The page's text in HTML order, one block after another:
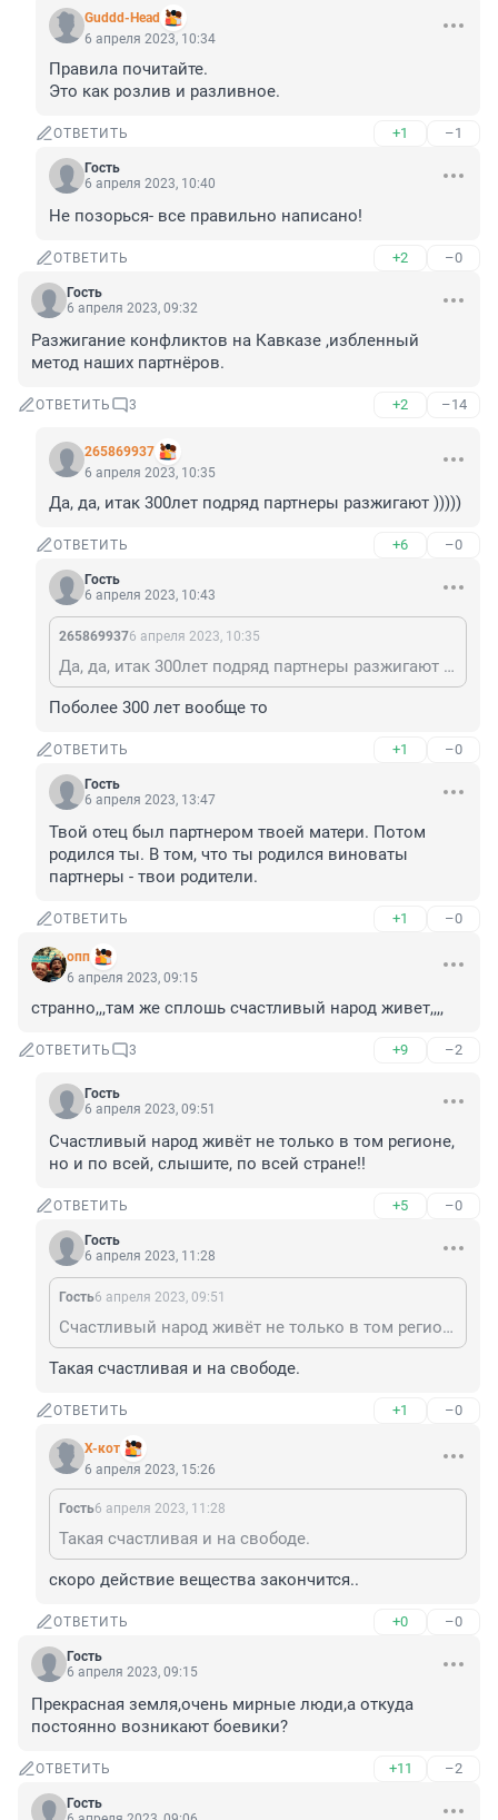
Guddd-Head
6 апреля 2023, 10:34
Правила почитайте.
Это как розлив и разливное.
ОТВЕТИТЬ +1 –1
Гость
6 апреля 2023, 10:40
Не позорься- все правильно написано!
ОТВЕТИТЬ +2 –0
Гость
6 апреля 2023, 09:32
Разжигание конфликтов на Кавказе ,избленный
метод наших партнёров.
ОТВЕТИТЬ 3 +2 –14
265869937
6 апреля 2023, 10:35
Да, да, итак 300лет подряд партнеры разжигают )))))
ОТВЕТИТЬ +6 –0
Гость
6 апреля 2023, 10:43
2658699376 апреля 2023, 10:35
Да, да, итак 300лет подряд партнеры разжигают )))))
Поболее 300 лет вообще то
ОТВЕТИТЬ +1 –0
Гость
6 апреля 2023, 13:47
Твой отец был партнером твоей матери. Потом
родился ты. В том, что ты родился виноваты
партнеры - твои родители.
ОТВЕТИТЬ +1 –0
опп
6 апреля 2023, 09:15
странно,,,там же сплошь счастливый народ живет,,,,
ОТВЕТИТЬ 3 +9 –2
Гость
6 апреля 2023, 09:51
Счастливый народ живёт не только в том регионе,
но и по всей, слышите, по всей стране!!
ОТВЕТИТЬ +5 –0
Гость
6 апреля 2023, 11:28
Гость6 апреля 2023, 09:51
Счастливый народ живёт не только в том регионе, но и по всей, слышите, по всей стране!!
Такая счастливая и на свободе.
ОТВЕТИТЬ +1 –0
X-кот
6 апреля 2023, 15:26
Гость6 апреля 2023, 11:28
Такая счастливая и на свободе.
скоро действие вещества закончится..
ОТВЕТИТЬ +0 –0
Гость
6 апреля 2023, 09:15
Прекрасная земля,очень мирные люди,а откуда
постоянно возникают боевики?
ОТВЕТИТЬ +11 –2
Гость